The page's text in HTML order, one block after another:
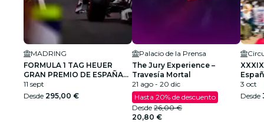
MADRING
FORMULA 1 TAG HEUER
GRAN PREMIO DE ESPAÑA
2026
11 sept
Desde 295,00 €
Palacio de la Prensa
The Jury Experience –
Travesía Mortal
21 ago - 20 dic
Hasta 20% de descuento
Desde 26,00 €
20,80 €
3 oct
Desde